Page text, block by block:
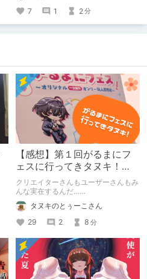
7
1 2分
【感想】第１回がるまにフ
ェスに行ってきタヌキ！
【レポ】
クリエイターさんもユーザーさんもみ
んな実在するんだ……
タヌキのとぅーこさん
29
2 8 分